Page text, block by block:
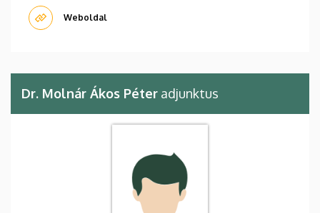
Weboldal
Dr. Molnár Ákos Péter adjunktus